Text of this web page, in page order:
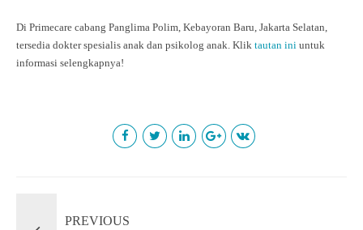
Di Primecare cabang Panglima Polim, Kebayoran Baru, Jakarta Selatan,
tersedia dokter spesialis anak dan psikolog anak. Klik tautan ini untuk
informasi selengkapnya!
PREVIOUS